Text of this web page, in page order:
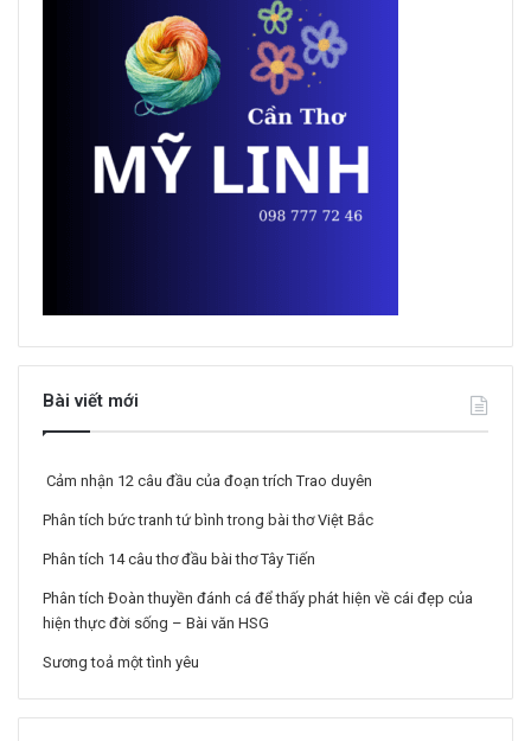
Bài viết mới
Cảm nhận 12 câu đầu của đoạn trích Trao duyên
Phân tích bức tranh tứ bình trong bài thơ Việt Bắc
Phân tích 14 câu thơ đầu bài thơ Tây Tiến
Phân tích Đoàn thuyền đánh cá để thấy phát hiện về cái đẹp của
hiện thực đời sống – Bài văn HSG
Sương toả một tình yêu